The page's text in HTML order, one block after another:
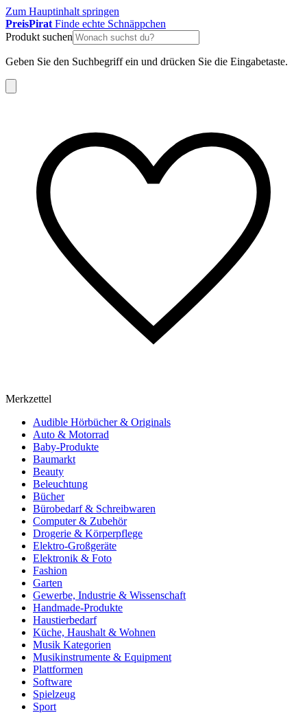
Zum Hauptinhalt springen
PreisPirat Finde echte Schnäppchen
Produkt suchen
Geben Sie den Suchbegriff ein und drücken Sie die Eingabetaste.
Merkzettel
Audible Hörbücher & Originals
Auto & Motorrad
Baby-Produkte
Baumarkt
Beauty
Beleuchtung
Bücher
Bürobedarf & Schreibwaren
Computer & Zubehör
Drogerie & Körperpflege
Elektro-Großgeräte
Elektronik & Foto
Fashion
Garten
Gewerbe, Industrie & Wissenschaft
Handmade-Produkte
Haustierbedarf
Küche, Haushalt & Wohnen
Musik Kategorien
Musikinstrumente & Equipment
Plattformen
Software
Spielzeug
Sport